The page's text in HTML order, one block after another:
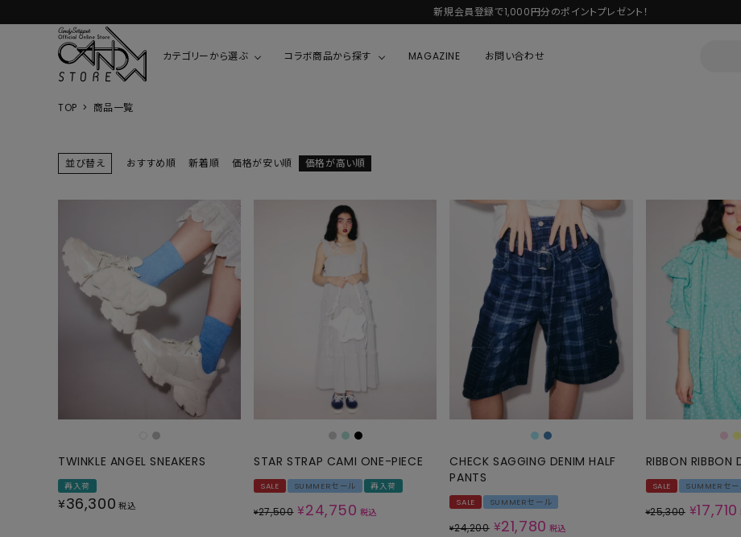
新規会員登録で1,000円分のポイントプレゼント！
カテゴリーから選ぶ
ALL
CARDIGAN
OTHER
ALL
BLOUSES
OUTER
ONE PIECE
PANTS
SHORT PANTS
SALOPETTE
SKIRT
ALL
コラボ商品から探す
COOKIE BOY
チャーミーキティ Hohokam DINER
ウサハナ シナモロール
クレヨンしんちゃん MIKIOSAKABE・THREE TREASURES
ダンダダン
MAGAZINE お問い合わせ
TOP 商品一覧
並び替え おすすめ順 新着順 価格が安い順 価格が高い順
TWINKLE ANGEL SNEAKERS
再入荷
¥36,300 税込
STAR STRAP CAMI ONE-PIECE
SALE SUMMERセール 再入荷
¥27,500 ¥24,750 税込
CHECK SAGGING DENIM HALF
PANTS
SALE SUMMERセール
¥24,200 ¥21,780 税込
RIBBON RIBBON
SALE SUMMERセー
¥25,300 ¥17,710